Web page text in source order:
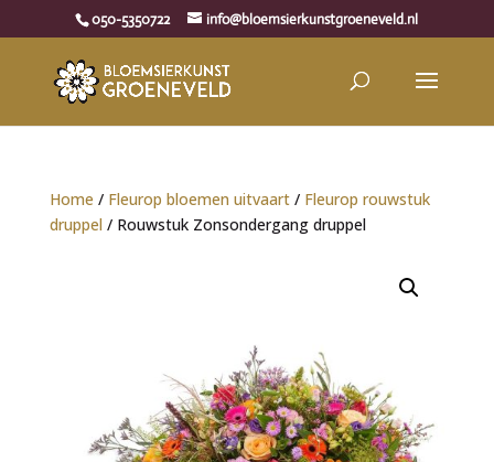
050-5350722 info@bloemsierkunstgroeneveld.nl
Home / Fleurop bloemen uitvaart/ Fleurop rouwstuk
druppel / Rouwstuk Zonsondergang druppel